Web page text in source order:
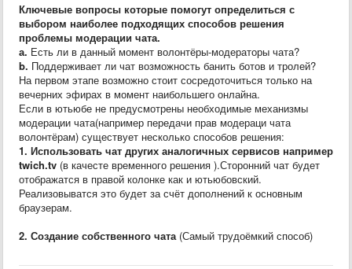
Ключевые вопросы которые помогут определиться с
выбором наиболее подходящих способов решения
проблемы модерации чата.
а. Есть ли в данный момент волонтёры-модераторы чата?
b. Поддерживает ли чат возможность банить ботов и тролей?
На первом этапе возможно стоит сосредоточиться только на
вечерних эфирах в момент наибольшего онлайна.
Если в ютьюбе не предусмотрены необходимые механизмы
модерации чата(например передачи прав модераци чата
волонтёрам) существует несколько способов решения:
1. Использовать чат других аналогичных сервисов например
twich.tv (в качесте временного решения ).Сторонний чат будет
отображатся в правой колонке как и ютьюбовский.
Реализовыватся это будет за счёт дополнений к основным
браузерам.
2. Создание собственного чата (Самый трудоёмкий способ)